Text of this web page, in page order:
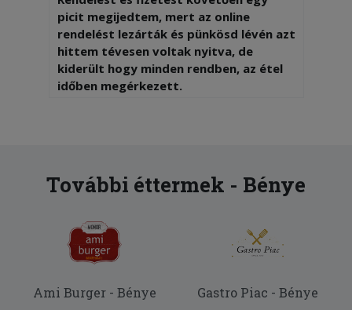
picit megijedtem, mert az online
rendelést lezárták és pünkösd lévén azt
hittem tévesen voltak nyitva, de
kiderült hogy minden rendben, az étel
időben megérkezett.
További éttermek - Bénye
Ami Burger - Bénye Gastro Piac - Bénye